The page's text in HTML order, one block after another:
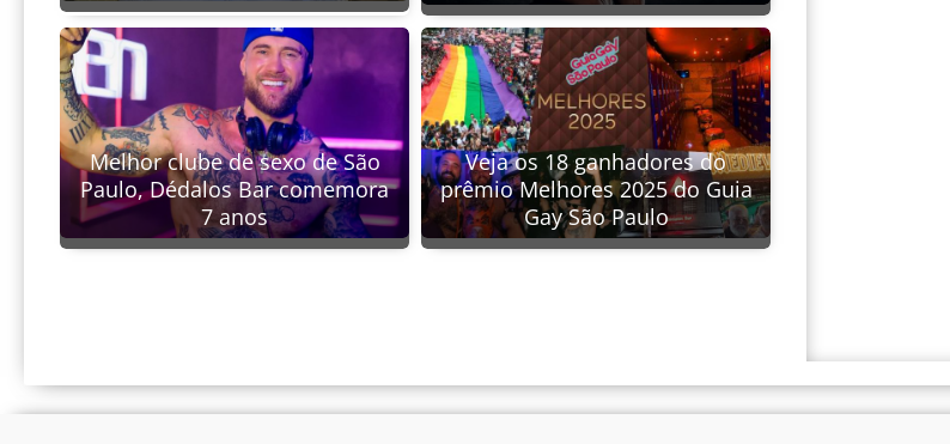
Melhor clube de sexo de São
Paulo, Dédalos Bar comemora
7 anos
Veja os 18 ganhadores do
prêmio Melhores 2025 do Guia
Gay São Paulo